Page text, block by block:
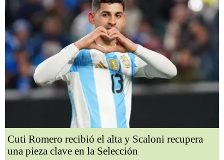
Cuti Romero recibió el alta y Scaloni recupera
una pieza clave en la Selección